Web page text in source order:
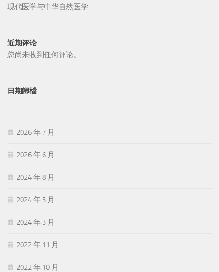
现代医学与中华自然医学
近期评论
您尚未收到任何评论。
日期歸檔
2026 年 7 月
2026 年 6 月
2024 年 8 月
2024 年 5 月
2024 年 3 月
2022 年 11 月
2022 年 10 月